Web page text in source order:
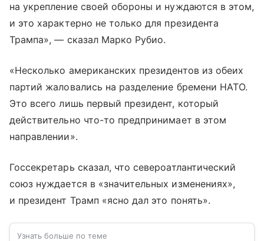
на укрепление своей обороны и нуждаются в этом,
и это характерно не только для президента
Трампа», — сказал Марко Рубио.
«Несколько американских президентов из обеих
партий жаловались на разделение бремени НАТО.
Это всего лишь первый президент, который
действительно что-то предпринимает в этом
направлении».
Госсекретарь сказал, что североатлантический
союз нуждается в «значительных изменениях»,
и президент Трамп «ясно дал это понять».
Узнать больше по теме